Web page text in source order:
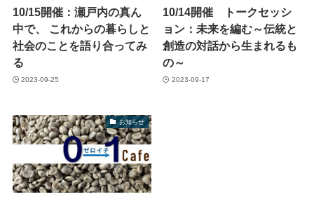
10/15開催：瀬戸内の真ん
中で、 これからの暮らしと
社会のことを語り合ってみ
る
2023-09-25
10/14開催 トークセッシ
ョン：未来を編む～伝統と
創造の対話から生まれるも
の～
2023-09-17
お知らせ